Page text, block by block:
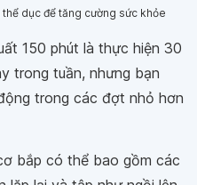
dục để tăng cường sức khỏe
150 phút là thực hiện 30
trong tuần, nhưng bạn
trong các đợt nhỏ hơn
bắp có thể bao gồm các